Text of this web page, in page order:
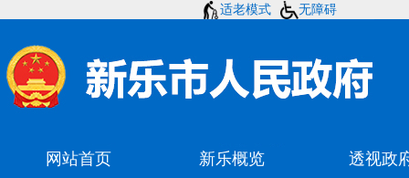
适老模式 无障碍